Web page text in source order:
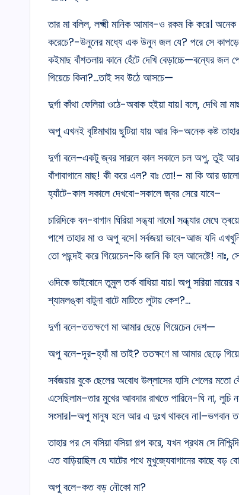
তার মা বলিল, লক্ষ্মী মানিক আমাব-ও রকম কি করে।
করেচে?-উনুনের মধ্যে এক উনুন জল যে? পরে সে কাপড়ের
কইমাছ বাঁশতলায় কানে হেঁটে দেখি বেড়াচ্চে—বন্যের
গিয়েচে কিনা?…তাই সব উঠে আসচে—
দুৰ্গা কাঁথা ফেলিয়া ওঠে-অবাক হইয়া যায়। বলে, দেখি
অপু এখনই বৃষ্টিমাথায় ছুটিয়া যায় আর কি-অনেক কষ্ট তাহার
দুর্গা বলে–একটু জ্বর সারলে কাল সকালে চল অপু, তুই
বাঁশাবাগানে মাছ! কী করে এল? বাঃ তো!– মা কি আর
হ্যাঁটে-কাল সকালে দেখবো-সকালে জ্বর সেরে যাবে–
চারিদিকে বন-বাগান ঘিরিয়া সন্ধ্যা নামে। সন্ধ্যার মেঘে
পাশে তাহার মা ও অপু বসে। সর্বজয়া ভাবে-আজ যদি
তো পছন্দই করে গিয়েচেন-কি জানি কি হল আদেষ্টে!
ওদিকে ভাইবোনে তুমুল তর্ক বাধিয়া যায়। অপু সরিয়া
শ্যামলঙ্কা বাটুনা বাটে মাটিতে লুটায় কেশ?…
দুৰ্গা বলে-ততক্ষণে মা আমার ছেড়ে গিয়েচেন দেশ—
অপু বলে-দূর-হ্যাঁ মা তাই? ততক্ষণে মা আমার ছেড়ে
সর্বজয়ার বুকে ছেলের অবোধ উল্লাসের হাসি শেলের
এসেছিলাম–তার মুখের আবদার রাখতে পারিনে-ঘি না,
সংসার।–অপু মানুষ হলে আর এ দুঃখ থাকবে না।–ভগবান
তাহার পর সে বসিয়া বসিয়া গল্প করে, যখন প্রথম সে
এত বাড়িয়াছিল যে ঘাটের পথে মুখুজ্যেবাগানের কাছে বড়
অপু বলে-কত বড় নৌকো মা?